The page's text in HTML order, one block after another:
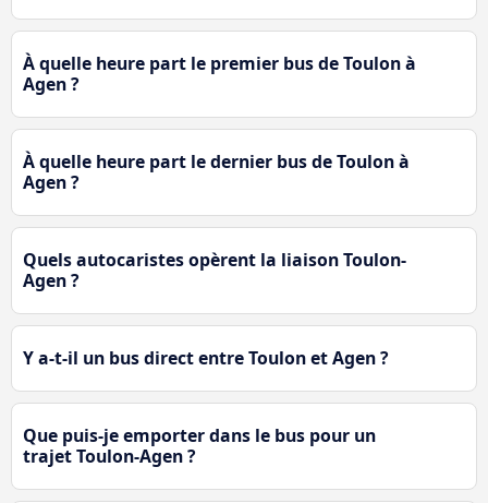
À quelle heure part le premier bus de Toulon à
Agen ?
À quelle heure part le dernier bus de Toulon à
Agen ?
Quels autocaristes opèrent la liaison Toulon-
Agen ?
Y a-t-il un bus direct entre Toulon et Agen ?
Que puis-je emporter dans le bus pour un
trajet Toulon-Agen ?